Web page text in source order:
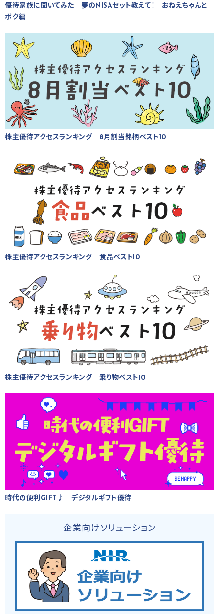
優待家族に聞いてみた 夢のNISAセット教えて！ おねえちゃんと
ボク編
株主優待アクセスランキング 8月割当銘柄ベスト10
株主優待アクセスランキング 食品ベスト10
株主優待アクセスランキング 乗り物ベスト10
時代の便利GIFT♪ デジタルギフト優待
企業向けソリューション